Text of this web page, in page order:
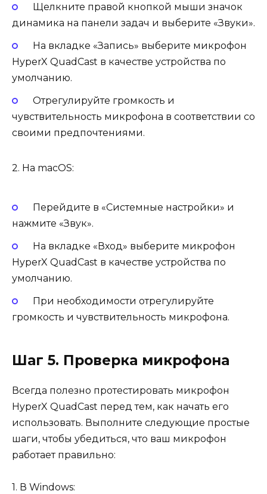
Щелкните правой кнопкой мыши значок
динамика на панели задач и выберите «Звуки».
На вкладке «Запись» выберите микрофон
HyperX QuadCast в качестве устройства по
умолчанию.
Отрегулируйте громкость и
чувствительность микрофона в соответствии со
своими предпочтениями.
2. На macOS:
Перейдите в «Системные настройки» и
нажмите «Звук».
На вкладке «Вход» выберите микрофон
HyperX QuadCast в качестве устройства по
умолчанию.
При необходимости отрегулируйте
громкость и чувствительность микрофона.
Шаг 5. Проверка микрофона
Всегда полезно протестировать микрофон
HyperX QuadCast перед тем, как начать его
использовать. Выполните следующие простые
шаги, чтобы убедиться, что ваш микрофон
работает правильно:
1. В Windows: